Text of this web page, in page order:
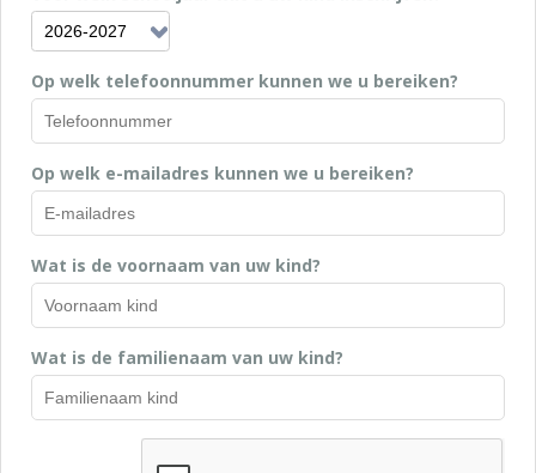
Op welk telefoonnummer kunnen we u bereiken?
Op welk e-mailadres kunnen we u bereiken?
Wat is de voornaam van uw kind?
Wat is de familienaam van uw kind?